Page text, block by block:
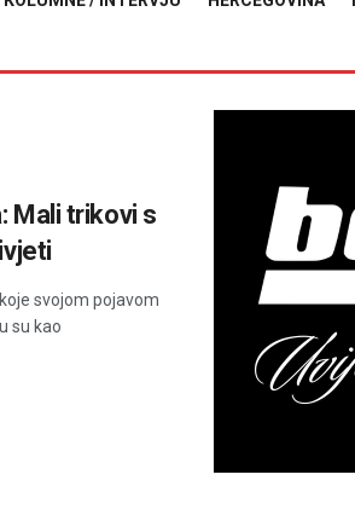
Mali trikovi s
svojom pojavom
su kao